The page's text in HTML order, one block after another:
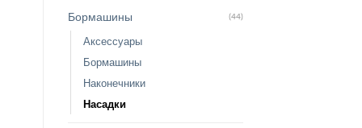
Бормашины (44)
Аксессуары
Бормашины
Наконечники
Насадки